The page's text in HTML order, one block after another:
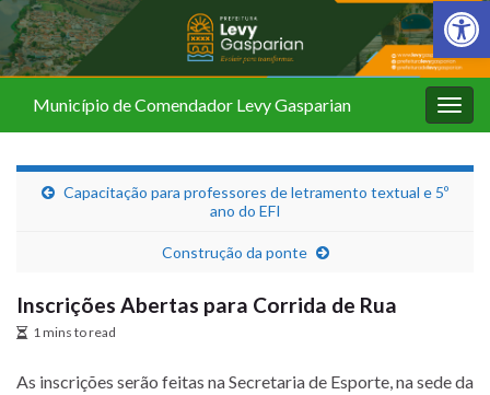
Barra de
Município de Comendador Levy Gasparian
Capacitação para professores de letramento textual e 5º
ano do EFI
Construção da ponte
Inscrições Abertas para Corrida de Rua
1 mins to read
As inscrições serão feitas na Secretaria de Esporte, na sede da